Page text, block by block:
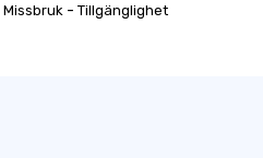
Missbruk- Tillgänglighet